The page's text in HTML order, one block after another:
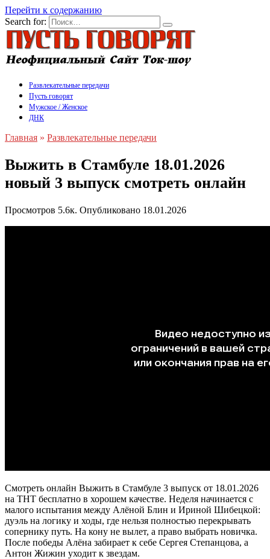
Перейти к содержанию
Search for:
Развлекательные передачи
Пусть говорят
Мужское / Женское
ДНК
Главная » Развлекательные передачи
Выжить в Стамбуле 18.01.2026
новый 3 выпуск смотреть онлайн
Просмотров 5.6к. Опубликовано 18.01.2026
Смотреть онлайн Выжить в Стамбуле 3 выпуск от 18.01.2026
на ТНТ бесплатно в хорошем качестве. Неделя начинается с
малого испытания между Алёной Блин и Ириной Шибецкой:
дуэль на логику и ходы, где нельзя полностью перекрывать
сопернику путь. На кону не вылет, а право выбрать новичка.
После победы Алёна забирает к себе Сергея Степанцова, а
Антон Жижин уходит к звездам.